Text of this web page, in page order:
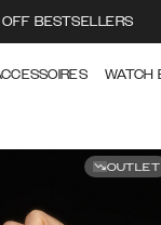
BESTSELLERS
WATCH
OUTLET